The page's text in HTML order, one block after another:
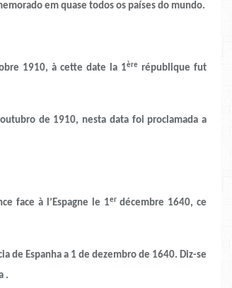
em quase todos os países do mundo.
1910, à cette date la 1ère république fut
de 1910, nesta data foi proclamada a
face à l’Espagne le 1er décembre 1640, ce
de Espanha a 1 de dezembro de 1640. Diz-se
.